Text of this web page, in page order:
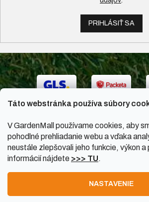
Táto webstránka používa súbory
V GardenMall používame cookies, aby
pohodlné prehliadanie webu a vďaka
neustále zlepšovali jeho funkcie, výkon
informácií nájdete >>> TU.
NASTAVENIE
PRIHLÁSIŤ SA